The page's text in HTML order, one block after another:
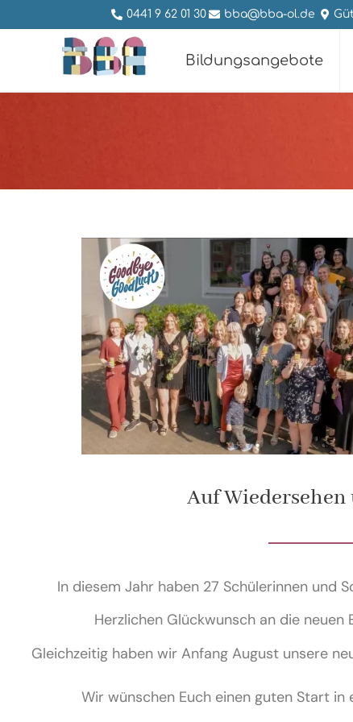
0441 9 62 01 30 bba@bba-ol.de
Bildungsangebote
Auf
In diesem Jahr haben 27 Schülerinnen und
Herzlichen Glückwunsch an die
Gleichzeitig haben wir Anfang August unsere
Wir wünschen Euch einen guten Start in